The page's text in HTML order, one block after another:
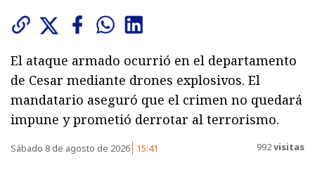
El ataque armado ocurrió en el departamento
de Cesar mediante drones explosivos. El
mandatario aseguró que el crimen no quedará
impune y prometió derrotar al terrorismo.
Sábado 8 de agosto de 2026 15:41 992visitas